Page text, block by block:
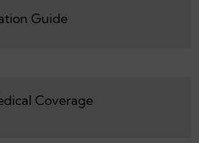
Guide
Coverage